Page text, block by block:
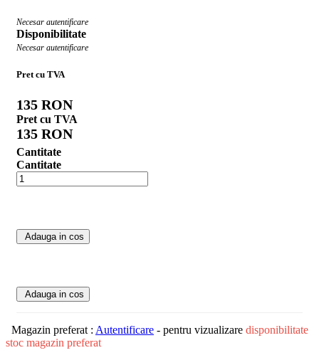
Necesar autentificare
Disponibilitate
Necesar autentificare
Pret cu TVA
135 RON
Pret cu TVA
135 RON
Cantitate
Cantitate
Adauga in cos
Adauga in cos
Magazin preferat : Autentificare - pentru vizualizare disponibilitate
stoc magazin preferat